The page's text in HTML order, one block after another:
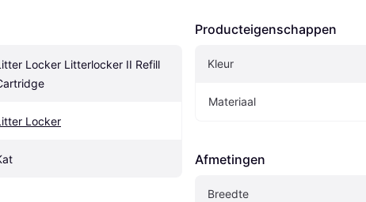
Locker Litterlocker II Refill
Locker
Producteigenschappen
Kleur
Materiaal
Afmetingen
Breedte